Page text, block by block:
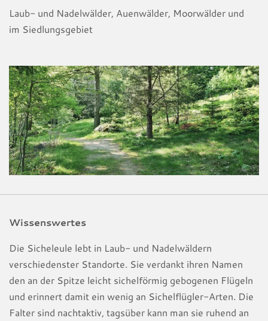
Laub- und Nadelwälder, Auenwälder, Moorwälder und
im Siedlungsgebiet
Wissenswertes
Die Sicheleule lebt in Laub- und Nadelwäldern
verschiedenster Standorte. Sie verdankt ihren Namen
den an der Spitze leicht sichelförmig gebogenen Flügeln
und erinnert damit ein wenig an Sichelflügler-Arten. Die
Falter sind nachtaktiv, tagsüber kann man sie ruhend an